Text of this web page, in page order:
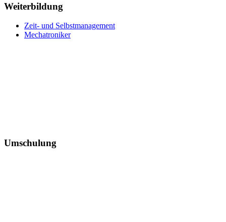
Weiterbildung
Zeit- und Selbstmanagement
Mechatroniker
Umschulung